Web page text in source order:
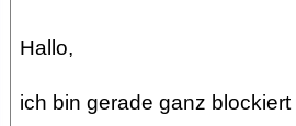
Hallo,
ich bin gerade ganz